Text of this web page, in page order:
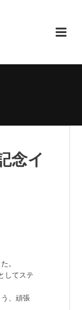
念イ
。
してステ
、頑張